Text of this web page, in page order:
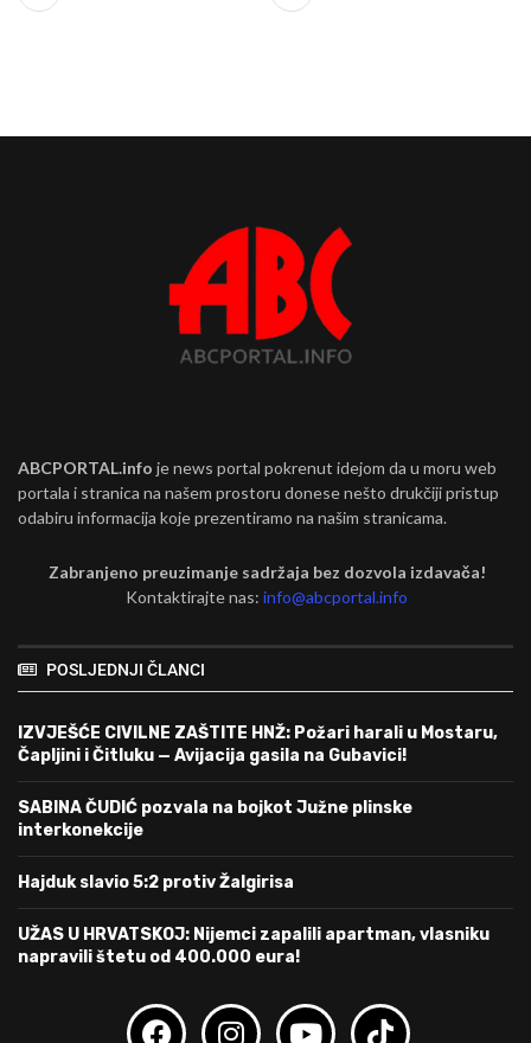
ABCPORTAL.info je news portal pokrenut idejom da u moru web
portala i stranica na našem prostoru donese nešto drukčiji pristup
odabiru informacija koje prezentiramo na našim stranicama.
Zabranjeno preuzimanje sadržaja bez dozvola izdavača!
Kontaktirajte nas:info@abcportal.info
POSLJEDNJI ČLANCI
IZVJEŠĆE CIVILNE ZAŠTITE HNŽ: Požari harali u Mostaru,
Čapljini i Čitluku — Avijacija gasila na Gubavici!
SABINA ČUDIĆ pozvala na bojkot Južne plinske
interkonekcije
Hajduk slavio 5:2 protiv Žalgirisa
UŽAS U HRVATSKOJ: Nijemci zapalili apartman, vlasniku
napravili štetu od 400.000 eura!